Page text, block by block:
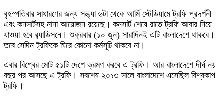
বৃহস্পতিবার সাধারণের জন্য সন্ধ্যা ৬টা থেকে আর্মি স্টেডিয়ামে ট্রফি প্রদর্শনী
এবং কনসার্টসহ নানা আয়োজন রয়েছে। কনসার্ট শেষে রাতে ট্রফি আবার নিয়ে
যাওয়া হবে র‍্যাডিসনে। শুক্রবার (১০ জুন) সারাদিনই এটি বাংলাদেশে থাকবে।
তবে সেদিন ট্রফিকে ঘিরে কোনো কর্মসূচি থাকবে না।
এবার বিশ্বের মোট ৫১টি দেশে ভ্রমণ করবে এ ট্রফি। আর বাংলাদেশে দীর্ঘ নয়
বছর পর আসছে এ ট্রফি। সবশেষ ২০১৩ সালে বাংলাদেশে এসেছিল বিশ্বকাপ
ট্রফি।